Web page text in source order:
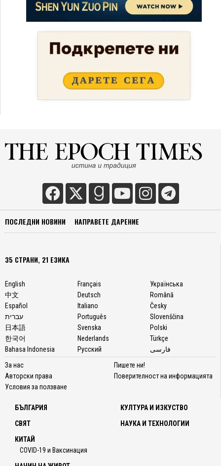
ПОСЛЕДНИ НОВИНИ НАПРАВЕТЕ ДАРЕНИЕ
35 СТРАНИ, 21 ЕЗИКА
English
中文
Español
עברית
日本語
한국어
Bahasa Indonesia
Français
Deutsch
Italiano
Português
Svenska
Nederlands
Русский
Українська
Română
Česky
Slovenščina
Polski
Türkçe
فارسی
За нас
Авторски права
Условия за ползване
Пишете ни!
Поверителност на информацията
БЪЛГАРИЯ
СВЯТ
КИТАЙ
COVID-19 и Ваксинация
КУЛТУРА И ИЗКУСТВО
НАУКА И ТЕХНОЛОГИИ